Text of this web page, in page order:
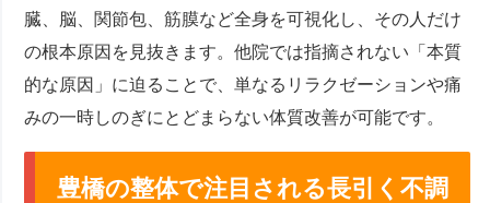
臓、脳、関節包、筋膜など全身を可視化し、その人だけ
の根本原因を見抜きます。他院では指摘されない「本質
的な原因」に迫ることで、単なるリラクゼーションや痛
みの一時しのぎにとどまらない体質改善が可能です。
豊橋の整体で注目される長引く不調